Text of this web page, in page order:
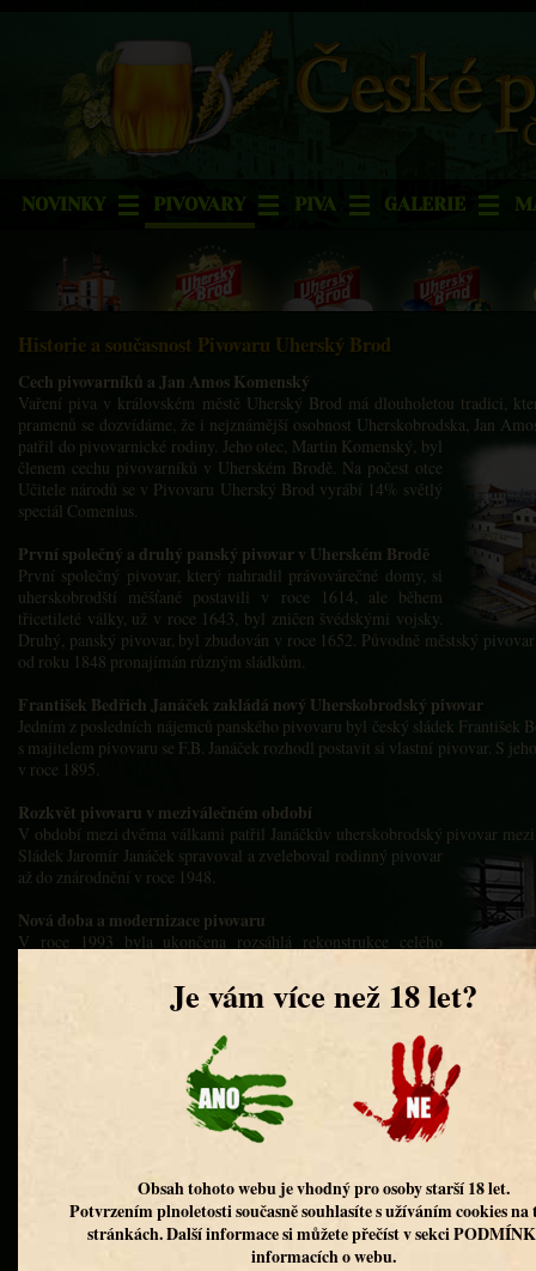
NOVINKY PIVOVARY PIVA GALERIE
Historie a současnost Pivovaru Uherský Brod
Cech pivovarníků a Jan Amos Komenský
Vaření piva v královském městě Uherský Brod má dlouholetou tradici,
pramenů se dozvídáme, že i nejznámější osobnost Uherskobrodska, Jan
patřil do pivovarnické rodiny. Jeho otec, Martin Komenský, byl
členem cechu pivovarníků v Uherském Brodě. Na počest otce
Učitele národů se v Pivovaru Uherský Brod vyrábí 14% světlý
speciál Comenius.
První společný a druhý panský pivovar v Uherském Brodě
První společný pivovar, který nahradil právovárečné domy, si
uherskobrodští měšťané postavili v roce 1614, ale během
třicetileté války, už v roce 1643, byl zničen švédskými vojsky.
Druhý, panský pivovar, byl zbudován v roce 1652. Původně městský
od roku 1848 pronajímán různým sládkům.
František Bedřich Janáček zakládá nový Uherskobrodský pivovar
Jedním z posledních nájemců panského pivovaru byl český sládek František
s majitelem pivovaru se F.B. Janáček rozhodl postavit si vlastní pivovar. S
v roce 1895.
Rozkvět pivovaru v meziválečném období
V období mezi dvěma válkami patřil Janáčkův uherskobrodský pivovar
Sládek Jaromír Janáček spravoval a zveleboval rodinný pivovar
až do znárodnění v roce 1948.
Nová doba a modernizace pivovaru
V roce 1993 byla ukončena rozsáhlá rekonstrukce celého
nejmodernějších podniků svého druhu ve střední Evropě. Po
rekonstrukci byla do provozu uvedena nová, plně
čímž se opět zvýšila kvalita piva i kapacita pivovaru. Pivovar je držitelem
9001:2001 a ISO 14001:2005. Má stanovenu politiku jakosti a politiku
Pivovar Uherský Brod dnes patří do společnosti Pivovary Lobkowicz,
regionálních pivovarech. Cílem této společnosti je návrat k tradici
kvalitních surovin podle původních receptur.